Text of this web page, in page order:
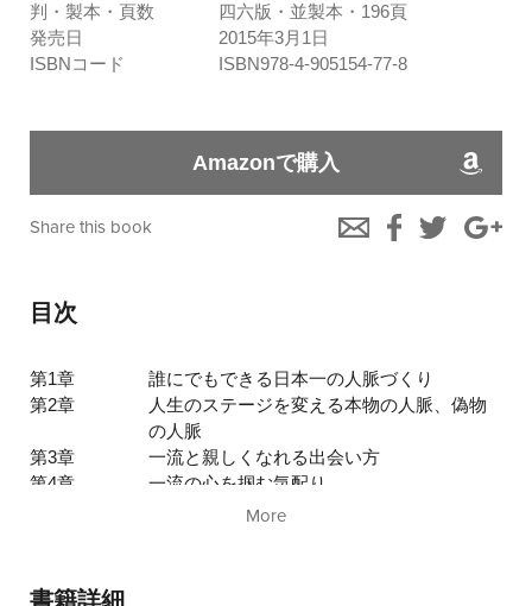
判・製本・頁数
四六版・並製本・196頁
発売日
2015年3月1日
ISBNコード
ISBN978-4-905154-77-8
Amazonで購入
Share this book
目次
第1章
誰にでもできる日本一の人脈づくり
第2章
人生のステージを変える本物の人脈、偽物
の人脈
第3章
一流と親しくなれる出会い方
第4章
一流の心を掴む気配り
生涯のお付き合いが続く一流の交際術
More
書籍詳細